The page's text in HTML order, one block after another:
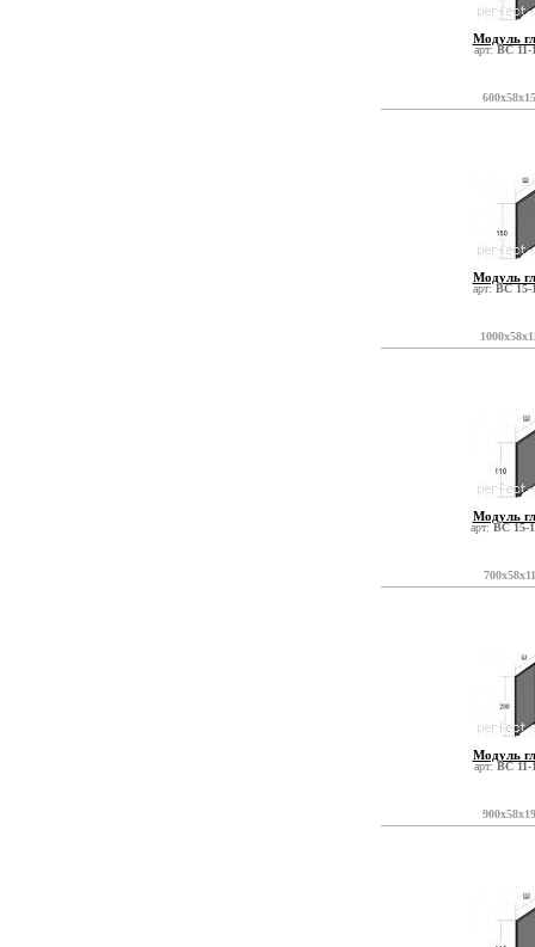
арт: ВС 11-
Модуль
арт:ВС 15-
Модуль
арт:ВС 15-
Модуль
арт: ВС 11-
Модуль